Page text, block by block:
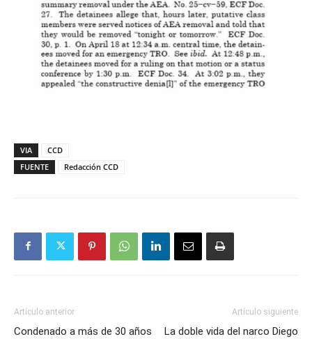
VIA
CCD
FUENTE
Redacción CCD
Artículo anterior
Condenado a más de 30 años
Artículo siguiente
La doble vida del narco Diego